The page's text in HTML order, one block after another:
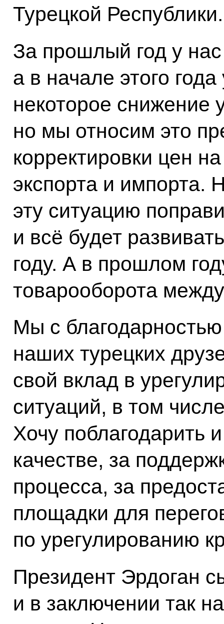
Турецкой Республики.
За прошлый год у
а в начале этого
некоторое снижение
но мы относим это
корректировки цен
экспорта и импорта.
эту ситуацию
и всё будет
году. А в прошлом
товарооборота
Мы с
наших турецких
свой вклад в
ситуаций, в том
Хочу
качестве, за
процесса, за
площадки для
по урегулированию
Президент Эрдоган
и в заключении так